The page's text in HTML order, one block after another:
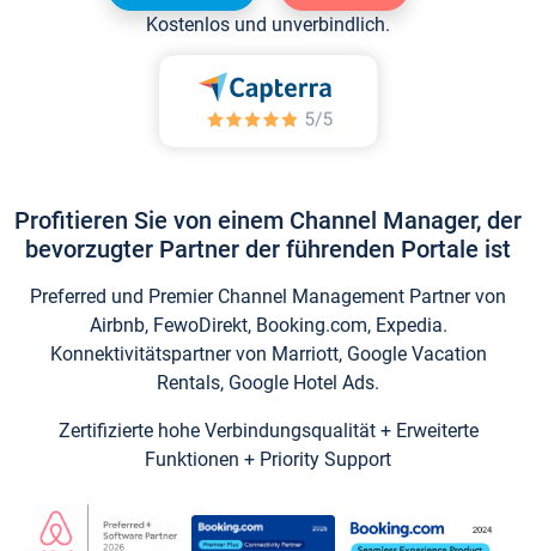
Kostenlos und unverbindlich.
Profitieren Sie von einem Channel Manager, der
bevorzugter Partner der führenden Portale ist
Preferred und Premier Channel Management Partner von
Airbnb, FewoDirekt, Booking.com, Expedia.
Konnektivitätspartner von Marriott, Google Vacation
Rentals, Google Hotel Ads.
Zertifizierte hohe Verbindungsqualität + Erweiterte
Funktionen + Priority Support